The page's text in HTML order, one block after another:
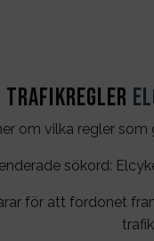
Trafikregler
om vilka regler som
sökord:
för att fordonet